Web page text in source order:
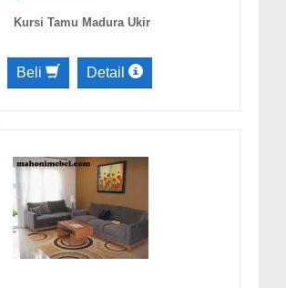
Kursi Tamu Madura Ukir
Beli Detail